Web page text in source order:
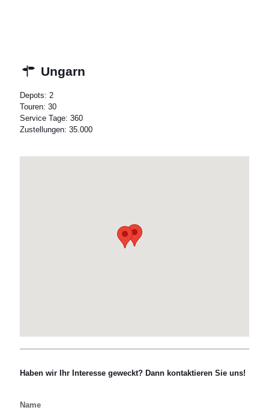
Ungarn
Depots: 2
Touren: 30
Service Tage: 360
Zustellungen: 35.000
Haben wir Ihr Interesse geweckt? Dann kontaktieren Sie uns!
Name